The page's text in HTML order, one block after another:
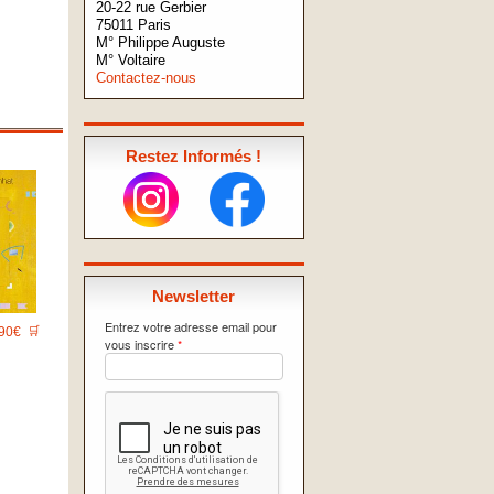
20-22 rue Gerbier
75011 Paris
M° Philippe Auguste
M° Voltaire
Contactez-nous
Restez Informés !
Newsletter
Entrez votre adresse email pour
vous inscrire*
🛒